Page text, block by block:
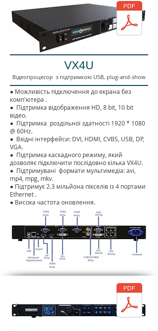
VX4U
Відеопроцесор з підтримкою USB, plug-and-show
● Можливість підключення до екрана без
комп'ютера .
● Підтримка відображення HD, 8 bit, 10 bit
відео.
● Підтримка роздільної здатності 1920 * 1080
@ 60Hz.
● Вхідні інтерфейси: DVI, HDMI, CVBS, USB, DP,
VGA.
● Підтримка каскадного режиму, який
дозволяє підключити послідовно кілька VX4U.
● Підтримувані формати мультимедіа: avi,
mp4, mpg, mkv.
● Підтримує 2.3 мільйона пікселів із 4 портами
Ethernet .
● Висока частота оновлення.